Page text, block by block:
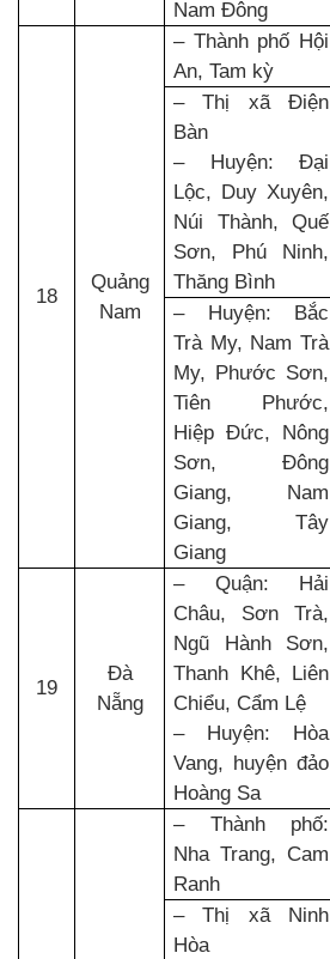
Nam Đông
18
Quảng
Nam
– Thành phố Hội
An, Tam kỳ
– Thị xã Điện
Bàn
– Huyện: Đại
Lộc, Duy Xuyên,
Núi Thành, Quế
Sơn, Phú Ninh,
Thăng Bình
– Huyện: Bắc
Trà My, Nam Trà
My, Phước Sơn,
Tiên Phước,
Hiệp Đức, Nông
Sơn, Đông
Giang, Nam
Giang, Tây
Giang
19
Đà
Nẵng
– Quận: Hải
Châu, Sơn Trà,
Ngũ Hành Sơn,
Thanh Khê, Liên
Chiểu, Cẩm Lệ
– Huyện: Hòa
Vang, huyện đảo
Hoàng Sa
– Thành phố:
Nha Trang, Cam
Ranh
– Thị xã Ninh
Hòa